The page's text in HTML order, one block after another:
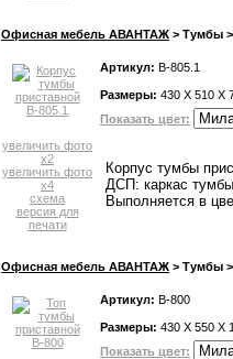
Офисная мебель АВАНТАЖ > Тумбы
Артикул: В-805.1
Размеры: 430 X 510 X
Показать цвет:
увеличить фото
x2
увеличить фото
x4
схема
версия для
печати
Корпус тумбы
ДСП: каркас
Выполняется в
Офисная мебель АВАНТАЖ > Тумбы
Артикул: В-800
Размеры: 430 X 550 X
Показать цвет: